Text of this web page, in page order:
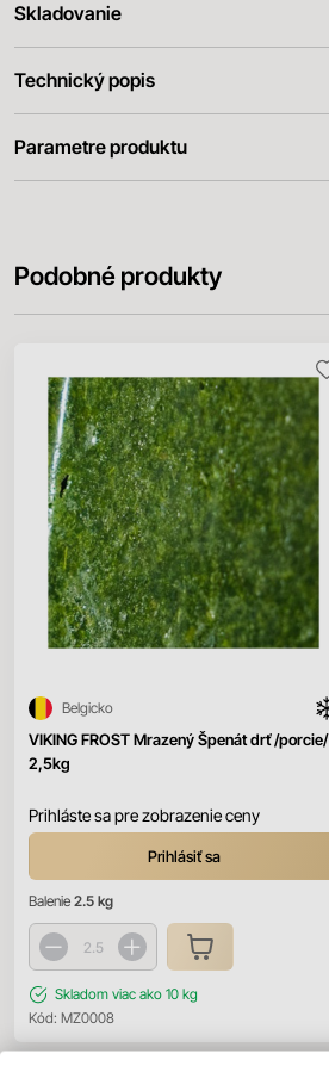
Skladovanie
Technický popis
Parametre produktu
Podobné produkty
VIKING FROST Mrazený Špenát drť /porcie/
2,5kg
Belgicko
Prihláste sa pre zobrazenie ceny
Prihlásiť sa
Balenie 2.5 kg
Skladom viac ako 10 kg
Kód: MZ0008